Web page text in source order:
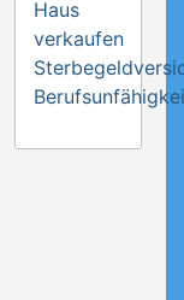
Haus
verkaufen